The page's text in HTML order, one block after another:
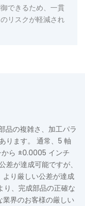
できるため、一貫
リスクが軽減され
品の複雑さ、加工パラ
ります。 通常、5 軸
ら ±0.0005 インチ
が達成可能ですが、
り厳しい公差が達成
り、完成部品の正確な
界のお客様の厳しい